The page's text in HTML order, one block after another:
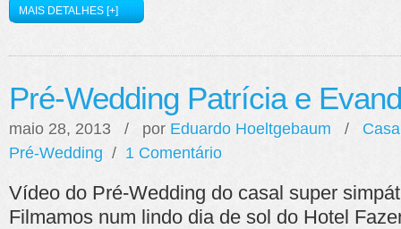
MAIS DETALHES [+]
Pré-Wedding Patrícia e
maio 28, 2013 / por Eduardo Hoeltgebaum /
Pré-Wedding / 1 Comentário
Vídeo do Pré-Wedding do casal super
Filmamos num lindo dia de sol do Hotel